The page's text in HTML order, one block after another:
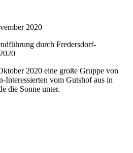
2020
durch Fredersdorf-
2020 eine große Gruppe von
Interessierten vom Gutshof aus in
die Sonne unter.